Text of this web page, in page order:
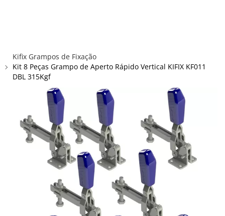
FUSOS RÁPIDOS
GRAMPOS C E SARGENTOS
GRAMPOS COMPRESSORES
GRAMPOS DE FIXAÇÃO DUPLA
GRAMPOS HORIZONTAIS
GRAMPOS PNEUMÁTICOS
Kifix Grampos de Fixação
Kit 8 Peças Grampo de Aperto Rápido Vertical KIFIX KF011
DBL 315Kgf